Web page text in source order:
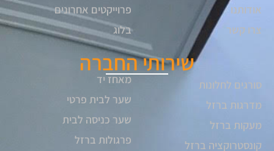
אודותנו
צרו קשר
פרוייקטים אחרונים
בלוג
שירותי החברה
סורגים לחלונות
מדרגות ברזל
מעקות ברזל
קונסטרוקציה ברזל
מאחז יד
שער לבית פרטי
שער כניסה לבית
פרגולות ברזל